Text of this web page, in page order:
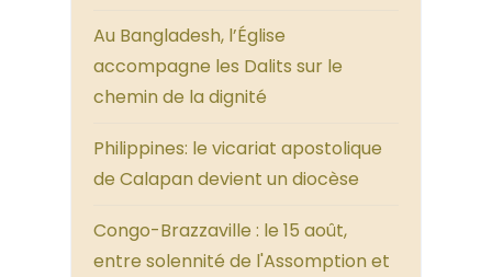
Au Bangladesh, l’Église
accompagne les Dalits sur le
chemin de la dignité
Philippines: le vicariat apostolique
de Calapan devient un diocèse
Congo-Brazzaville : le 15 août,
entre solennité de l'Assomption et